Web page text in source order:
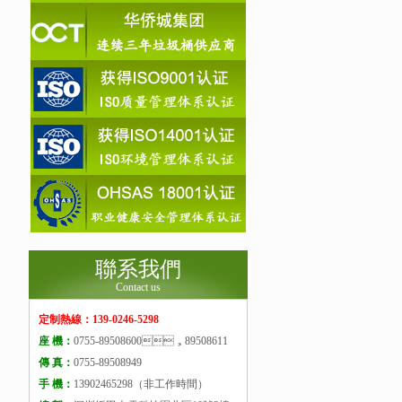
聯系我們
Contact us
定制熱線：139-0246-5298
座 機： 0755-89508600，89508611
傳 真： 0755-89508949
手 機： 13902465298（非工作時間）